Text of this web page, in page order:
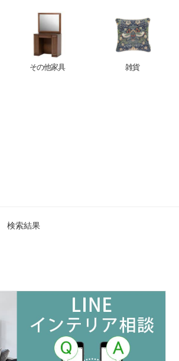
その他家具 雑貨
検索結果